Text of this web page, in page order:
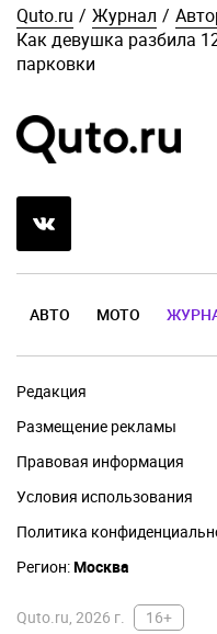
Quto.ru / Журнал /
Как девушка разбила
парковки
АВТО МОТО
Редакция
Размещение рекламы
Правовая информация
Условия использования
Политика
Регион:Москва
Quto.ru, 2026 г. 16+